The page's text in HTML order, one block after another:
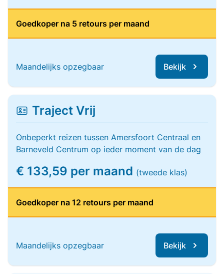
Goedkoper na 5 retours per maand
Maandelijks opzegbaar Bekijk
Traject Vrij
Onbeperkt reizen tussen Amersfoort Centraal en
Barneveld Centrum op ieder moment van de dag
€ 133,59 per maand (tweede klas)
Goedkoper na 12 retours per maand
Maandelijks opzegbaar Bekijk